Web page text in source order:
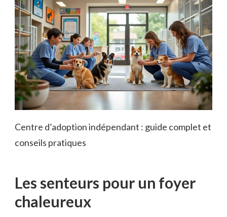
Centre d’adoption indépendant : guide complet et
conseils pratiques
Les senteurs pour un foyer
chaleureux